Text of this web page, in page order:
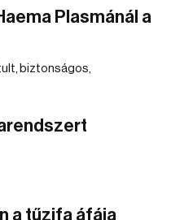
Plasmánál a
biztonságos,
a tűzifa áfája